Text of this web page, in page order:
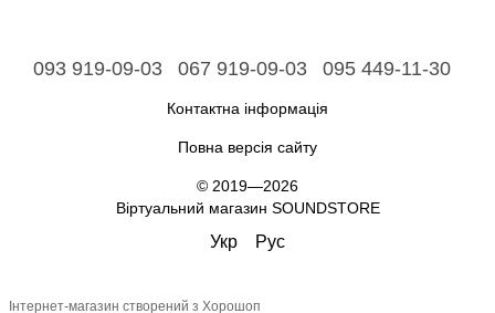
093 919-09-03 067 919-09-03 095 449-11-30
Контактна інформація
Повна версія сайту
© 2019—2026
Віртуальний магазин SOUNDSTORE
Укр Рус
Інтернет-магазин створений з Хорошоп